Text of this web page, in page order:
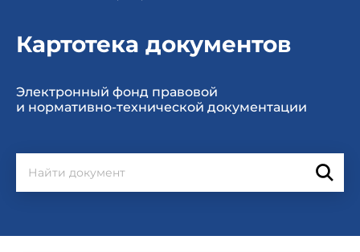
Картотека документов
Электронный фонд правовой
и нормативно-технической документации